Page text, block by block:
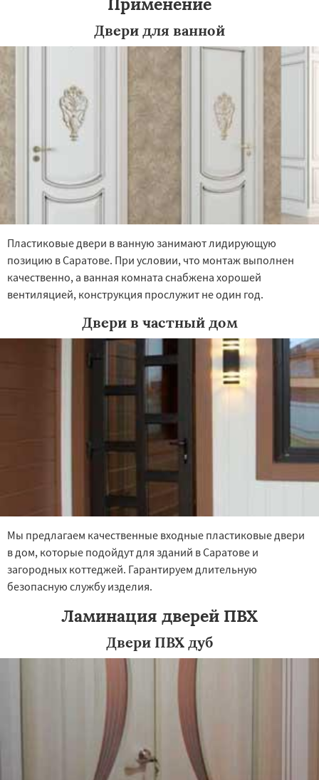
×
Энгельс
Двери для ванной
Пластиковые двери в ванную занимают лидирующую
позицию в Саратове. При условии, что монтаж выполнен
качественно, а ванная комната снабжена хорошей
вентиляцией, конструкция прослужит не один год.
Двери в частный дом
Мы предлагаем качественные входные пластиковые двери
в дом, которые подойдут для зданий в Саратове и
загородных коттеджей. Гарантируем длительную
безопасную службу изделия.
Ламинация дверей ПВХ
Двери ПВХ дуб
УЗНАТЬ ПОДРОБНЕЕ
Даю согласие на обработку персональных данных